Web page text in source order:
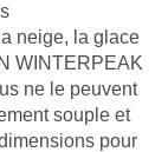
neige, la glace
WINTERPEAK
ne le peuvent
souple et
pour